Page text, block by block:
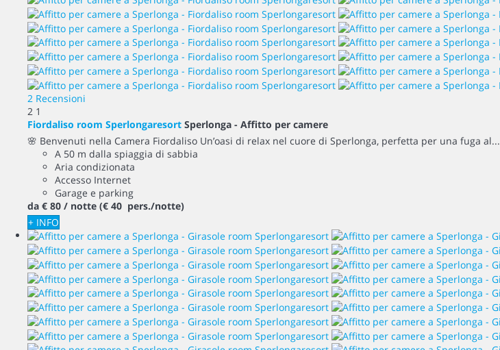
2 Recensioni
2 1
Fiordaliso room Sperlongaresort Sperlonga - Affitto per camere
🌸 Benvenuti nella Camera Fiordaliso Un’oasi di relax nel cuore di Sperlonga, perfetta per una fuga al...
A 50 m dalla spiaggia di sabbia
Aria condizionata
Accesso Internet
Garage e parking
da € 80 / notte (€ 40 pers./notte)
+ INFO